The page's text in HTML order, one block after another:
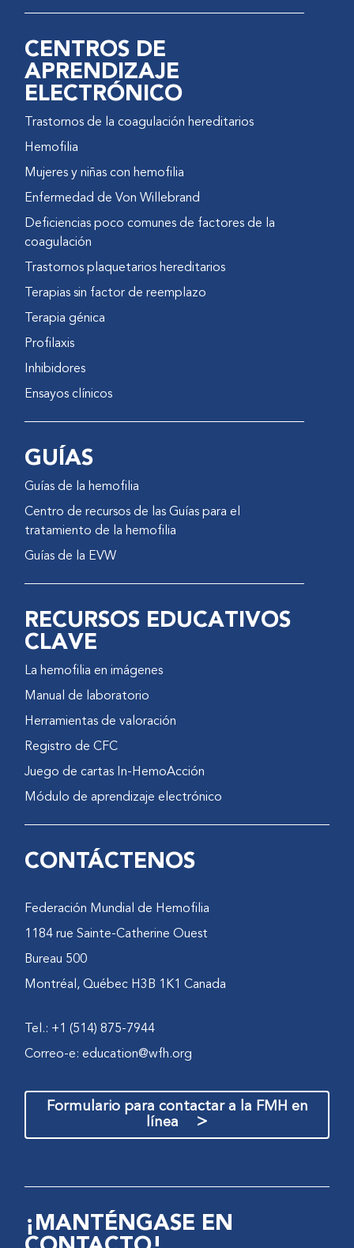
CENTROS DE
APRENDIZAJE
ELECTRÓNICO
Trastornos de la coagulación hereditarios
Hemofilia
Mujeres y niñas con hemofilia
Enfermedad de Von Willebrand
Deficiencias poco comunes de factores de la
coagulación
Trastornos plaquetarios hereditarios
Terapias sin factor de reemplazo
Terapia génica
Profilaxis
Inhibidores
Ensayos clínicos
GUÍAS
Guías de la hemofilia
Centro de recursos de las Guías para el
tratamiento de la hemofilia
Guías de la EVW
RECURSOS EDUCATIVOS
CLAVE
La hemofilia en imágenes
Manual de laboratorio
Herramientas de valoración
Registro de CFC
Juego de cartas In-HemoAcción
Módulo de aprendizaje electrónico
CONTÁCTENOS
Federación Mundial de Hemofilia
1184 rue Sainte-Catherine Ouest
Bureau 500
Montréal, Québec H3B 1K1 Canada
Tel.: +1 (514) 875-7944
Correo-e:education@wfh.org
Formulario para contactar a la FMH en
línea
>
¡MANTÉNGASE EN